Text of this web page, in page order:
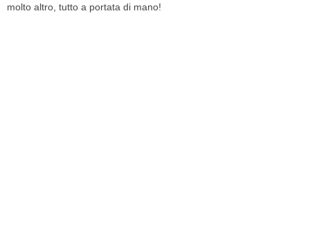
molto altro, tutto a portata di mano!